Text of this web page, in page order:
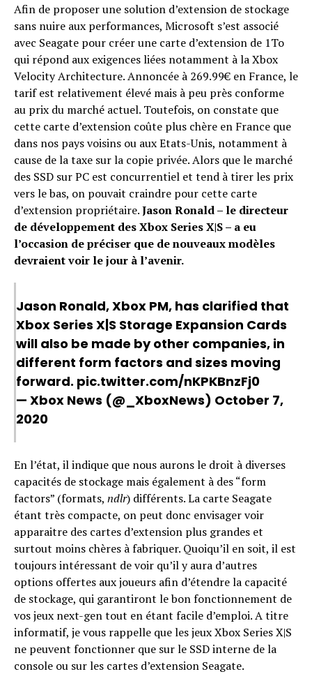
Afin de proposer une solution d’extension de stockage
sans nuire aux performances, Microsoft s’est associé
avec Seagate pour créer une carte d’extension de 1To
qui répond aux exigences liées notamment à la Xbox
Velocity Architecture. Annoncée à 269.99€ en France, le
tarif est relativement élevé mais à peu près conforme
au prix du marché actuel. Toutefois, on constate que
cette carte d’extension coûte plus chère en France que
dans nos pays voisins ou aux Etats-Unis, notamment à
cause de la taxe sur la copie privée. Alors que le marché
des SSD sur PC est concurrentiel et tend à tirer les prix
vers le bas, on pouvait craindre pour cette carte
d’extension propriétaire.Jason Ronald – le directeur
de développement des Xbox Series X|S – a eu
l’occasion de préciser que de nouveaux modèles
devraient voir le jour à l’avenir.
Jason Ronald, Xbox PM, has clarified that
Xbox Series X|S Storage Expansion Cards
will also be made by other companies, in
different form factors and sizes moving
forward. pic.twitter.com/nKPKBnzFj0
— Xbox News (@_XboxNews) October 7,
2020
En l’état, il indique que nous aurons le droit à diverses
capacités de stockage mais également à des “form
factors” (formats, ndlr) différents. La carte Seagate
étant très compacte, on peut donc envisager voir
apparaitre des cartes d’extension plus grandes et
surtout moins chères à fabriquer. Quoiqu’il en soit, il est
toujours intéressant de voir qu’il y aura d’autres
options offertes aux joueurs afin d’étendre la capacité
de stockage, qui garantiront le bon fonctionnement de
vos jeux next-gen tout en étant facile d’emploi. A titre
informatif, je vous rappelle que les jeux Xbox Series X|S
ne peuvent fonctionner que sur le SSD interne de la
console ou sur les cartes d’extension Seagate.